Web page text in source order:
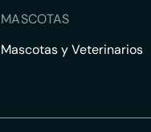
MASCOTAS
Mascotas y Veterinarios